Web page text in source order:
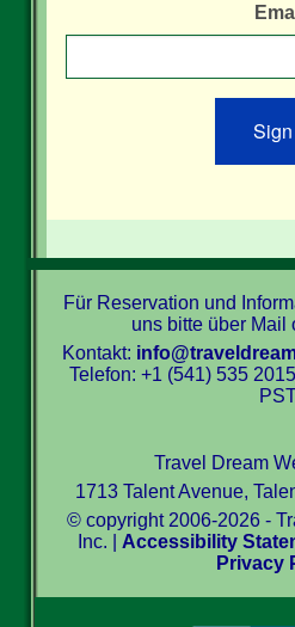
Für Reservation und
uns bitte über Mail
Kontakt:
Telefon: +1 (541) 535
Travel Dream
1713 Talent Avenue,
© copyright 2006-2026 -
Inc. | Accessibility
Privacy